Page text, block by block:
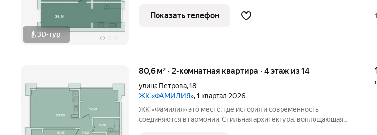
3D-тур
удобствами. Вокруг ЖК раскинулись улочки, хранящие в себе
воспоминания,
Показать телефон
80,6 м² · 2-комнатная квартира · 4 этаж из 14
улица Петрова,18
ЖК «ФАМИЛИЯ», 1 квартал 2026
ЖК «Фамилия» это место, где история и современность
соединяются в гармонии. Стильная архитектура, воплощающая